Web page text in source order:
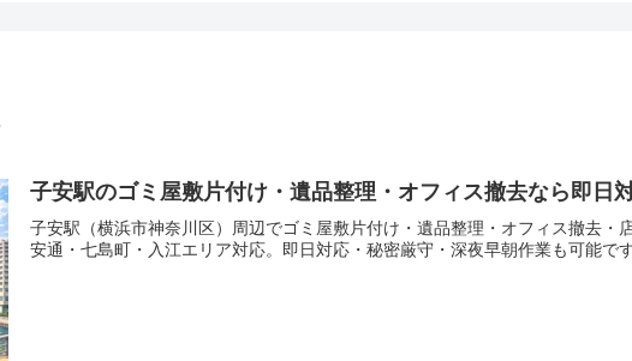
子安駅のゴミ屋敷片付け・遺品整理・オフィス撤去なら即日
子安駅（横浜市神奈川区）周辺でゴミ屋敷片付け・遺品整理・オフィス撤去・
安通・七島町・入江エリア対応。即日対応・秘密厳守・深夜早朝作業も可能です